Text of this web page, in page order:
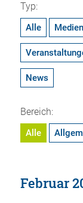
Typ:
Alle
News
Bereich:
Alle
Februar